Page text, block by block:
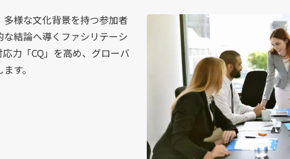
様な文化背景を持つ参加者
結論へ導くファシリテーシ
力「CQ」を高め、グローバ
す。